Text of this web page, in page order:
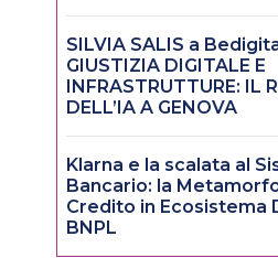
SILVIA SALIS a
GIUSTIZIA DIGITALE E
INFRASTRUTTURE: IL
DELL’IA A GENOVA
Klarna e la scalata al
Bancario: la
Credito in Ecosistema
BNPL